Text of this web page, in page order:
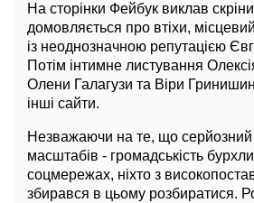
На сторінки Фейбук виклав
домовляється про втіхи,
із неоднозначною репутацією
Потім інтимне листування
Олени Галагузи та Віри
інші сайти.
Незважаючи на те, що
масштабів - громадськість
соцмережах, ніхто з
збирався в цьому розбиратися.